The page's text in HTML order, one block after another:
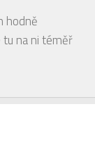
hodně
tu na ni téměř